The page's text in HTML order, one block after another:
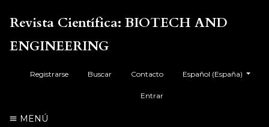
Revista Científica: BIOTECH AND
ENGINEERING
Registrarse Buscar Contacto
Entrar
Español (España)
MENÚ